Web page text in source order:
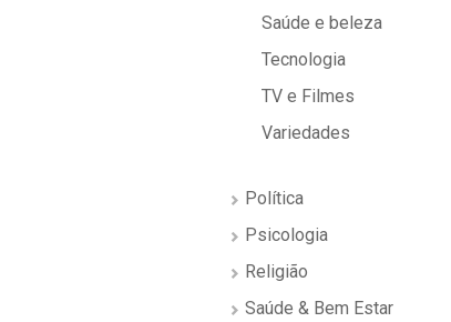
Saúde e beleza
Tecnologia
TV e Filmes
Variedades
Política
Psicologia
Religião
Saúde & Bem Estar